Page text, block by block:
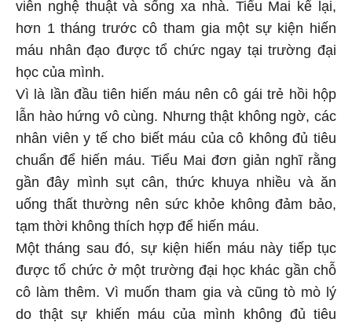
viên nghệ thuật và sống xa nhà. Tiểu Mai kể lại,
hơn 1 tháng trước cô tham gia một sự kiện hiến
máu nhân đạo được tổ chức ngay tại trường đại
học của mình.
Vì là lần đầu tiên hiến máu nên cô gái trẻ hồi hộp
lẫn hào hứng vô cùng. Nhưng thật không ngờ, các
nhân viên y tế cho biết máu của cô không đủ tiêu
chuẩn để hiến máu. Tiểu Mai đơn giản nghĩ rằng
gần đây mình sụt cân, thức khuya nhiều và ăn
uống thất thường nên sức khỏe không đảm bảo,
tạm thời không thích hợp để hiến máu.
Một tháng sau đó, sự kiện hiến máu này tiếp tục
được tổ chức ở một trường đại học khác gần chỗ
cô làm thêm. Vì muốn tham gia và cũng tò mò lý
do thật sự khiến máu của mình không đủ tiêu